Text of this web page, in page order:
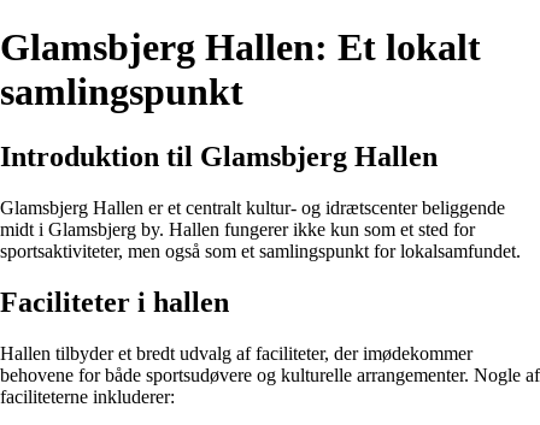
Glamsbjerg Hallen: Et lokalt
samlingspunkt
Introduktion til Glamsbjerg Hallen
Glamsbjerg Hallen er et centralt kultur- og idrætscenter beliggende
midt i Glamsbjerg by. Hallen fungerer ikke kun som et sted for
sportsaktiviteter, men også som et samlingspunkt for lokalsamfundet.
Faciliteter i hallen
Hallen tilbyder et bredt udvalg af faciliteter, der imødekommer
behovene for både sportsudøvere og kulturelle arrangementer. Nogle af
faciliteterne inkluderer: